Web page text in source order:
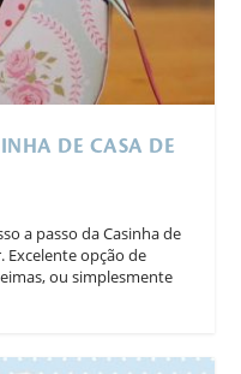
DE CASA DE
a passo da Casinha de
Excelente opção de
ou simplesmente